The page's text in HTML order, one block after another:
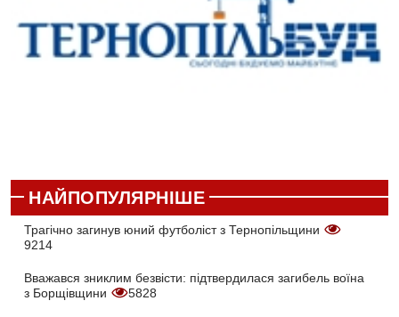
НАЙПОПУЛЯРНІШЕ
Трагічно загинув юний футболіст з Тернопільщини
9214
Вважався зниклим безвісти: підтвердилася загибель воїна
з Борщівщини
5828